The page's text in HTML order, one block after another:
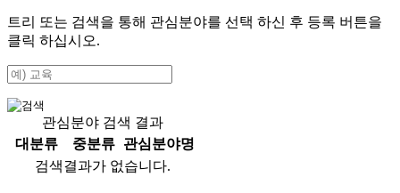
트리 또는 검색을 통해 관심분야를 선택 하신 후 등록 버튼을
클릭 하십시오.
관심분야 검색 결과
대분류
중분류
관심분야명
검색결과가 없습니다.